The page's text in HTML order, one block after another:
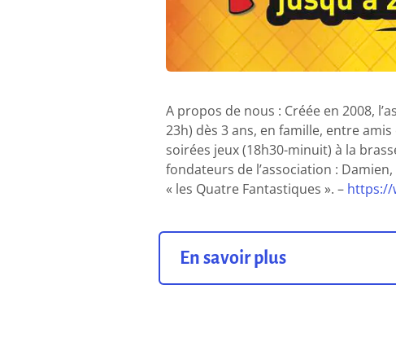
A propos de nous : Créée en 2008,
23h) dès 3 ans, en famille, entre
soirées jeux (18h30-minuit) à la
fondateurs de l’association :
« les Quatre Fantastiques ». – https://
En savoir plus